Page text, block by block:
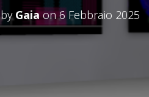
Gaiaon6 Febbraio 2025